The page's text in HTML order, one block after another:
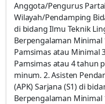
Anggota/Pengurus
Wilayah/Pendamping
di bidang Ilmu Teknik
Berpengalaman
Pamsimas atau Minimal
Pamsimas atau 4 tahun
minum. 2. Asisten
(APK) Sarjana (S1) di
Berpengalaman Minimal